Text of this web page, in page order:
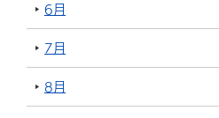
6月
7月
8月